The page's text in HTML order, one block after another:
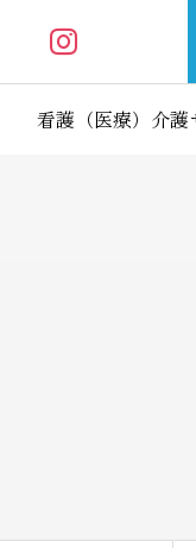
看護（医療）介護